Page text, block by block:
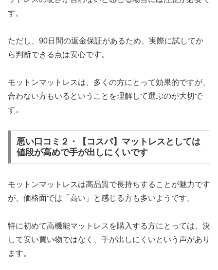
す。
ただし、90日間の返金保証があるため、実際に試してか
ら判断できる点は安心です。
モットンマットレスは、多くの方にとって効果的ですが、
合わない方もいるということを理解して選ぶのが大切で
す。
悪い口コミ２・【コスパ】マットレスとしては
値段が高めで手が出しにくいです
モットンマットレスは高品質で長持ちすることが魅力です
が、価格面では「高い」と感じる方も多いようです。
特に初めて高機能マットレスを購入する方にとっては、決
して安い買い物ではなく、手が出しにくいという声があり
ます。